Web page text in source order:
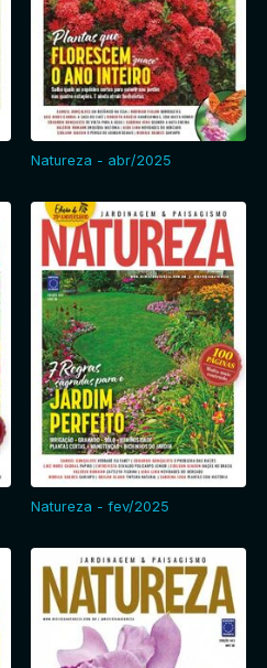
Natureza - abr/2025
Natureza - fev/2025